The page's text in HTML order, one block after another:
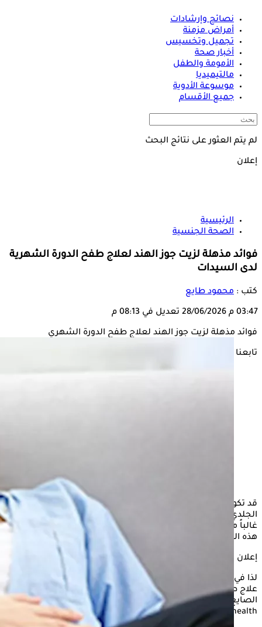
نصائح وإرشادات
أمراض مزمنة
تجميل وتخسيس
أخبار صحة
الأمومة والطفل
مالتيميديا
موسوعة الأدوية
جميع الأقسام
لم يتم العثور على نتائج البحث
إعلان
الرئيسية
الصحة الجنسية
فوائد مذهلة لزيت جوز الهند لعلاج طفح الدورة الشهرية
لدى السيدات
كتب : محمود طايع
03:47 م 28/06/2026 تعديل في 08:13 م
فوائد مذهلة لزيت جوز الهند لعلاج طفح الدورة الشهري
تابعنا على
قد تكون
صعبة بما يكفي دون إضافة إزعاج الطفح
الجلدي والتهيج، فمزيج الرطوبة والاحتكاك والتغيرات الهرمونية
غالباً ما يؤدي إلى مشاكل جلدية مزعجة تزيد من انزعاج الدورة، ورغم
هذه المشكلة إلا أنه يمكن التعامل معها بفعالية في المنزل.
إعلان
لذا في هذا الصدد يستعرض "الكونسلتو" فوائد زيت جوز الهند
علاج طفح الدورة الشهرية، وذلك وفقًا لما أوضحته الدكتورة غادة
الصايغ استشاري التغذية العلاجية، ووفقًا لما جاء بموقع only my
health.